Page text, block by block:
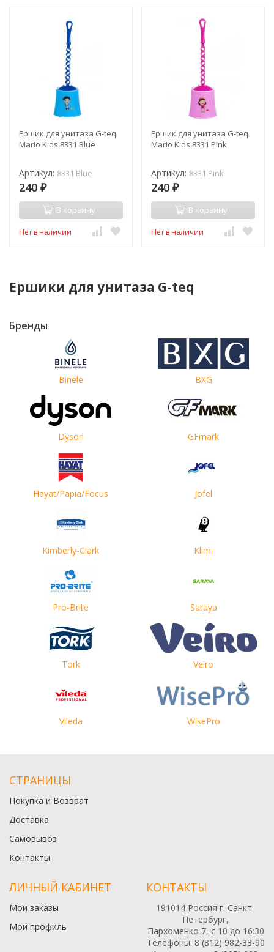
Ершик для унитаза G-teq
Mario Kids 8331 Blue
Артикул: 8331 Blue
240 ₽
В корзину
Нет в наличии
Ершик для унитаза G-teq
Mario Kids 8331 Pink
Артикул: 8331 Pink
240 ₽
В корзину
Нет в наличии
Ершики для унитаза G-teq
Бренды
Binele BXG
Dyson GFmark
Hayat/Papia/Focus Jofel
Kimberly-Clark Klimi
Pro-Brite Saraya
Tork Veiro
Vileda WisePro
СТРАНИЦЫ
Покупка и Возврат
Доставка
Самовывоз
Контакты
ЛИЧНЫЙ КАБИНЕТ
Мои заказы
Мой профиль
КОНТАКТЫ
191014 Россия г. Санкт-
Петербург,
Пархоменко 7, с 10 до 16:30
Телефоны: 8 (812) 982-33-90